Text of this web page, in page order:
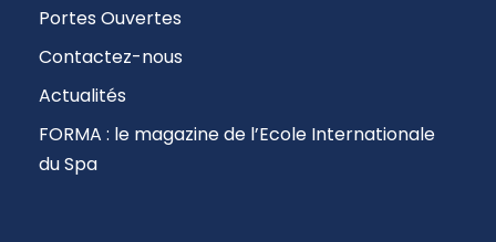
Portes Ouvertes
Contactez-nous
Actualités
FORMA : le magazine de l’Ecole Internationale
du Spa